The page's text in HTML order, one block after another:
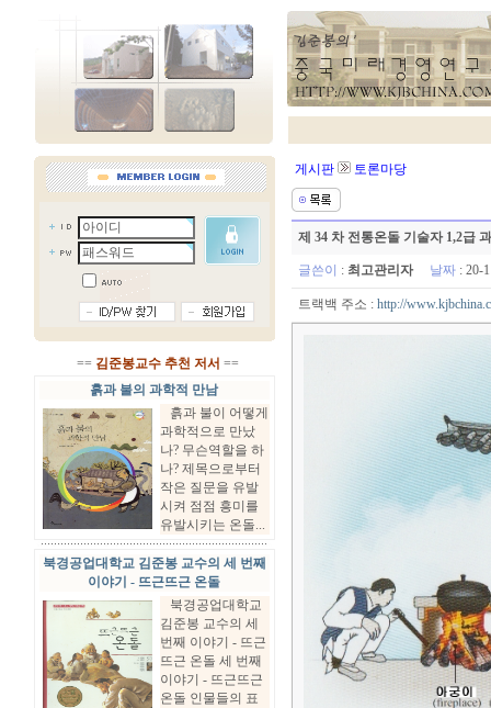
== 김준봉교수 추천 저서 ==
흙과 불의 과학적 만남
흙과 불이 어떻게
과학적으로 만났
나? 무슨역할을 하
나? 제목으로부터
작은 질문을 유발
시켜 점점 흥미를
유발시키는 온돌...
북경공업대학교 김준봉 교수의 세 번째
이야기 - 뜨근뜨근 온돌
북경공업대학교
김준봉 교수의 세
번째 이야기 - 뜨근
뜨근 온돌 세 번째
이야기 - 뜨근뜨근
온돌 인물들의 표
게시판 토론마당
제 34 차 전통온돌 기술자 1,2급
글쓴이 : 최고관리자 날짜 :
트랙백 주소 : http://